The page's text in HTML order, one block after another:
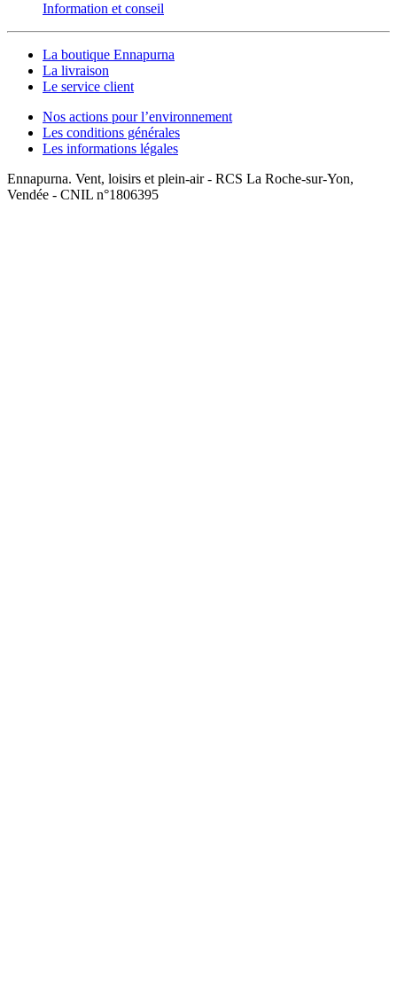
Information et conseil
La boutique Ennapurna
La livraison
Le service client
Nos actions pour l’environnement
Les conditions générales
Les informations légales
Ennapurna. Vent, loisirs et plein-air - RCS La Roche-sur-Yon,
Vendée - CNIL n°1806395